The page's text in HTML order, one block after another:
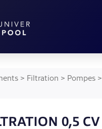
> Filtration > Pompes>
0,5 CV